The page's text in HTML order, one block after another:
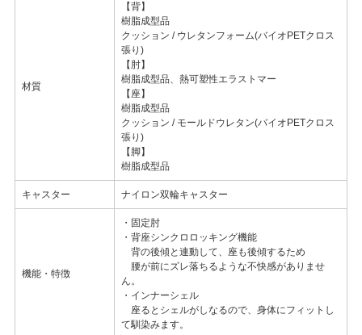
材質
【背】
樹脂成型品
クッション / ウレタンフォーム(バイオPETクロス
張り)
【肘】
樹脂成型品、熱可塑性エラストマー
【座】
樹脂成型品
クッション / モールドウレタン(バイオPETクロス
張り)
【脚】
樹脂成型品
キャスター ナイロン双輪キャスター
機能・特徴
・固定肘
・背座シンクロロッキング機能
背の後傾と連動して、座も後傾するため
腰が前にズレ落ちるような不快感がありませ
ん。
・インナーシェル
座るとシェルがしなるので、身体にフィットし
て馴染みます。